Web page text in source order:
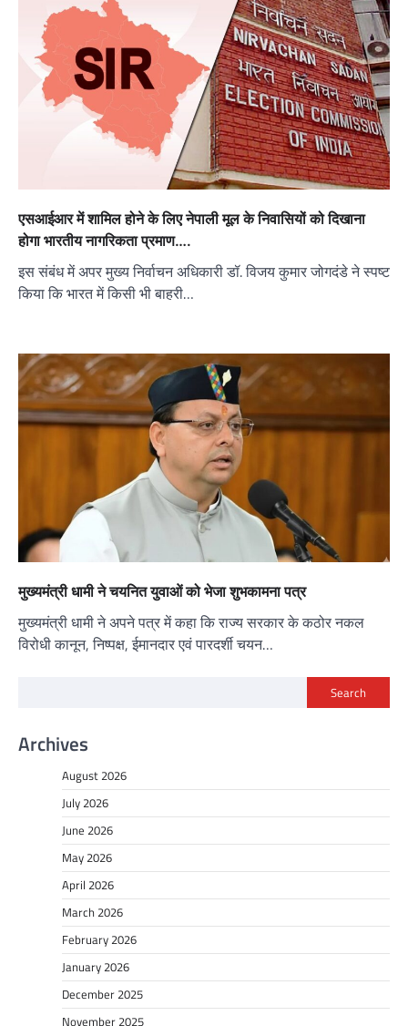
एसआईआर में शामिल होने के लिए नेपाली मूल के निवासियों को दिखाना
होगा भारतीय नागरिकता प्रमाण….
इस संबंध में अपर मुख्य निर्वाचन अधिकारी डॉ. विजय कुमार जोगदंडे ने स्पष्ट
किया कि भारत में किसी भी बाहरी…
मुख्यमंत्री धामी ने चयनित युवाओं को भेजा शुभकामना पत्र
मुख्यमंत्री धामी ने अपने पत्र में कहा कि राज्य सरकार के कठोर नकल
विरोधी कानून, निष्पक्ष, ईमानदार एवं पारदर्शी चयन…
Search
Archives
August 2026
July 2026
June 2026
May 2026
April 2026
March 2026
February 2026
January 2026
December 2025
November 2025